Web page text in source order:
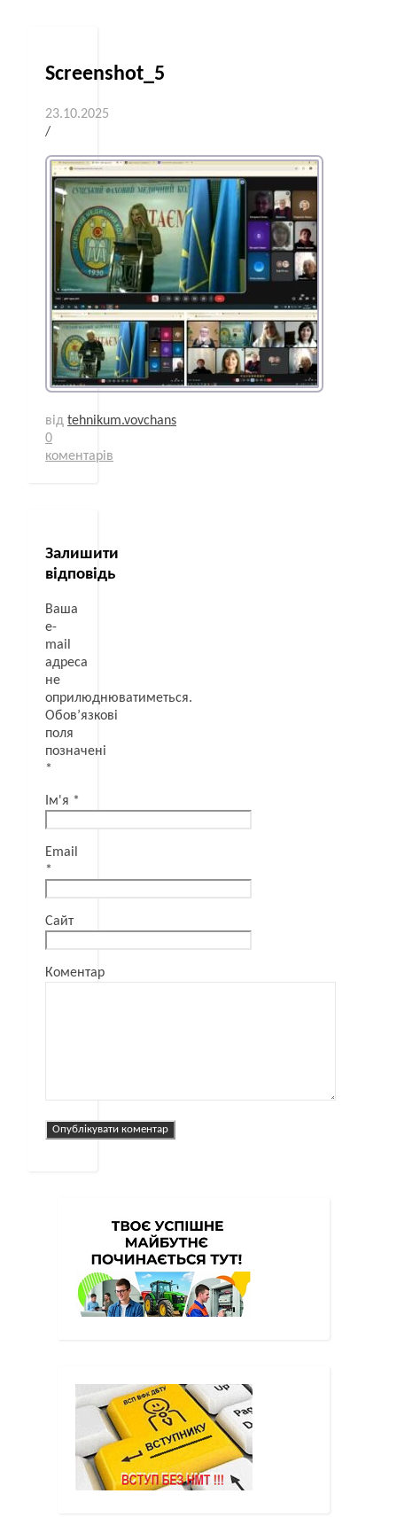
Screenshot_5
23.10.2025
/
від tehnikum.vovchans
0
коментарів
Залишити
відповідь
Ваша
e-
mail
адреса
не
оприлюднюватиметься.
Обов’язкові
поля
позначені
*
Ім'я *
Email
*
Сайт
Коментар